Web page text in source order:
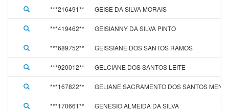
***216491** GEISE DA SILVA MORAIS
***419462** GEISIANNY DA SILVA PINTO
***689752** GEISSIANE DOS SANTOS RAMOS
***920012** GELCIANE DOS SANTOS LEITE
***167822** GELIANE SACRAMENTO DOS SANTOS
***170661** GENESIO ALMEIDA DA SILVA